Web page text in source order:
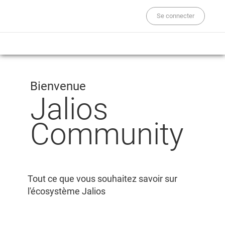
Se connecter
Bienvenue
Jalios
Community
Tout ce que vous souhaitez savoir sur
l'écosystème Jalios